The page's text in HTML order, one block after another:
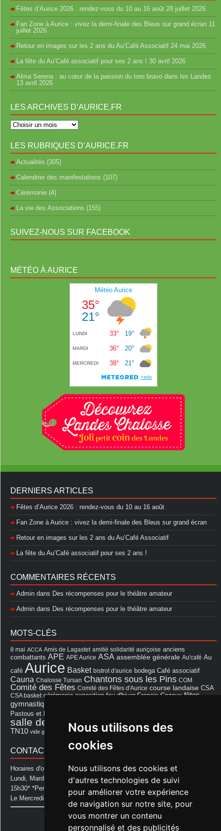
Nous utilisons des
cookies
Nous utilisons des cookies et
d'autres technologies de suivi
pour améliorer votre expérience
de navigation sur notre site, pour
vous montrer un contenu
personnalisé et des publicités
Fêtes d’Aurice 2026 : rendez-vous du 10 au 16 août 28 juillet 2026
Fan Zone à Aurice : vivez la demi-finale des Bleus sur grand écran 11
juillet 2026
Retour en images sur les 2 ans du Au’Café Associatif 24 mai 2026
La fête du Au’Café associatif pour ses 2 ans ! 30 avril 2026
Alma Serena : au cœur de la passion du toro bravo dans les Landes
13 avril 2026
LES ARCHIVES D’AURICE.FR
LES RUBRIQUES D’AURICE.FR
Actualités (305)
Calendrier des manifestations (107)
Cérémonie (4)
La vie des Associations (155)
SUIVEZ-NOUS SUR FACEBOOK
MÉTÉO À AURICE
DERNIERS ARTICLES
Fêtes d’Aurice 2026 : rendez-vous du 10 au 16 août
Fan Zone à Aurice : vivez la demi-finale des Bleus sur grand écran
Retour en images sur les 2 ans du Au’Café Associatif
La fête du Au’Café associatif pour ses 2 ans !
COMMENTAIRES RÉCENTS
Admin dans Des récompenses pour le théâtre amateur
Admin dans Des récompenses pour le théâtre amateur
MOTS-CLÉS
8 mai ACCA Amis de Lagastet amitié solidarité auriçoise anciens
combattants APE APE Aurice ASA assemblée générale Au'café Au
café Aurice Basket bistrot d'aurice bodega Café associatif
Cauna Chalosse Tursan Chantons sous les Pins COM
Comité des Fêtes Comité des Fêtes d'Aurice course landaise CSA
CSA basket cérémonie exposition feu d'hiver Francis Cazaux fêtes
gymnastique volontaire
Pastous et Pastourettes
salle des fêtes salle des fêtes d'aurice Souprosse
TN10 vide grenier Voeux école
CONTACT MAIRIE
Horaires d'ouverture de la Mairie:
Lundi, Mardi, Jeudi et Vendredi : de 08h00 à 11h30 et de 12h30 à
15h30* *Permanence téléphonique jusqu'à 17h00
Le Mercredi : de 08h00 à 11h00
Mairie d'Aurice
14 Avenue des Pastous